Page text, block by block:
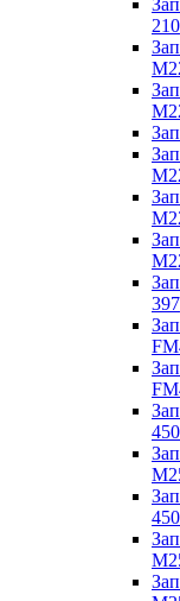
210
397